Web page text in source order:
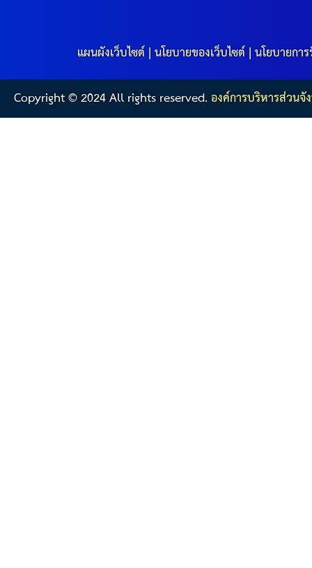
แผนผังเว็บไซต์|นโยบายของเว็บไซต์|นโยบายกา
Copyright © 2024 All rights reserved.องค์การบริหารส่วน